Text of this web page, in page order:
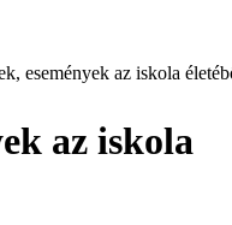
események az iskola
az iskola